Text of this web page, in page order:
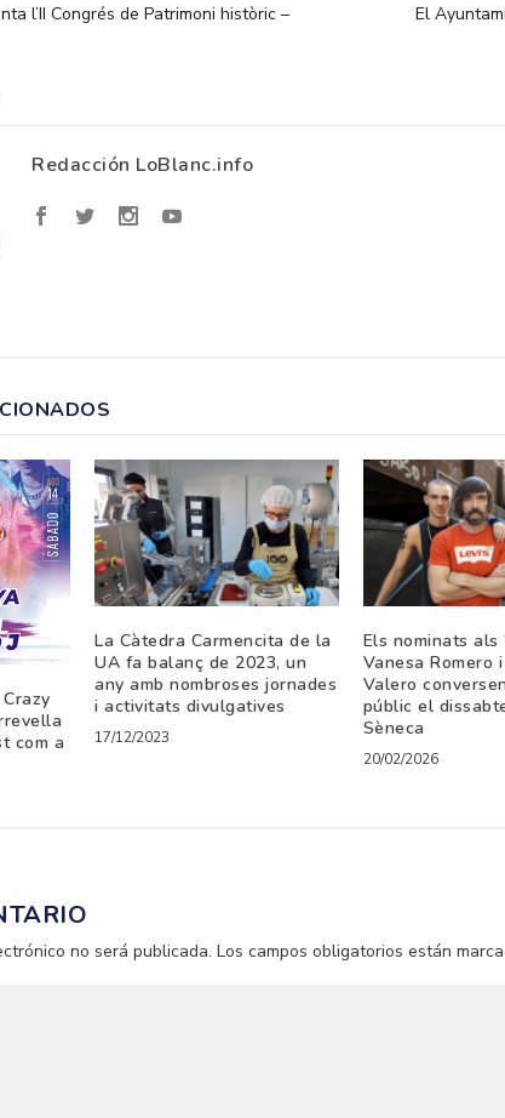
l’II Congrés de Patrimoni històric –
El
Redacción LoBlanc.info
com a
La Càtedra Carmencita de la
UA fa balanç de 2023, un
any amb nombroses jornades
i activitats divulgatives
17/12/2023
Els nominats als
Vanesa Romero
Valero
públic el
Sèneca
20/02/2026
no será publicada. Los campos obligatorios están